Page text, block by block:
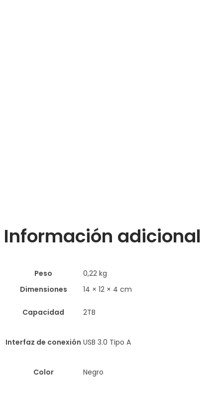
Información adicional
Peso
0,22 kg
Dimensiones
14 × 12 × 4 cm
Capacidad 2TB
Interfaz de conexión USB 3.0 Tipo A
Color Negro